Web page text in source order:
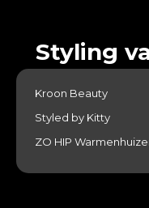
Styling
Kroon Beauty
Styled by Kitty
ZO HIP